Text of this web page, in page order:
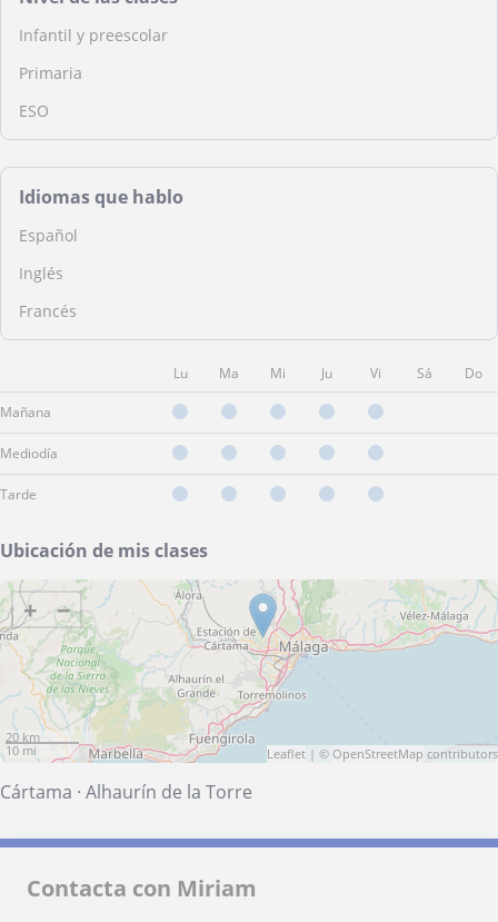
Infantil y preescolar
Primaria
ESO
Idiomas que hablo
Español
Inglés
Francés
Lu Ma Mi Ju Vi Sá Do
Mañana
Mediodía
Tarde
Ubicación de mis clases
+ −
20 km
10 mi
Leaflet | © OpenStreetMap contributors
Cártama · Alhaurín de la Torre
Contacta con Miriam